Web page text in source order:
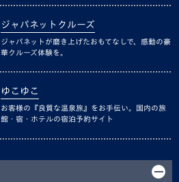
ジャパネットクルーズ
ジャパネットが磨き上げたおもてなしで、感動の豪
華クルーズ体験を。
ゆこゆこ
お客様の『良質な温泉旅』をお手伝い。国内の旅
館・宿・ホテルの宿泊予約サイト